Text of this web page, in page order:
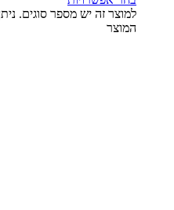
למוצר זה יש מספר סוגים.
המוצר